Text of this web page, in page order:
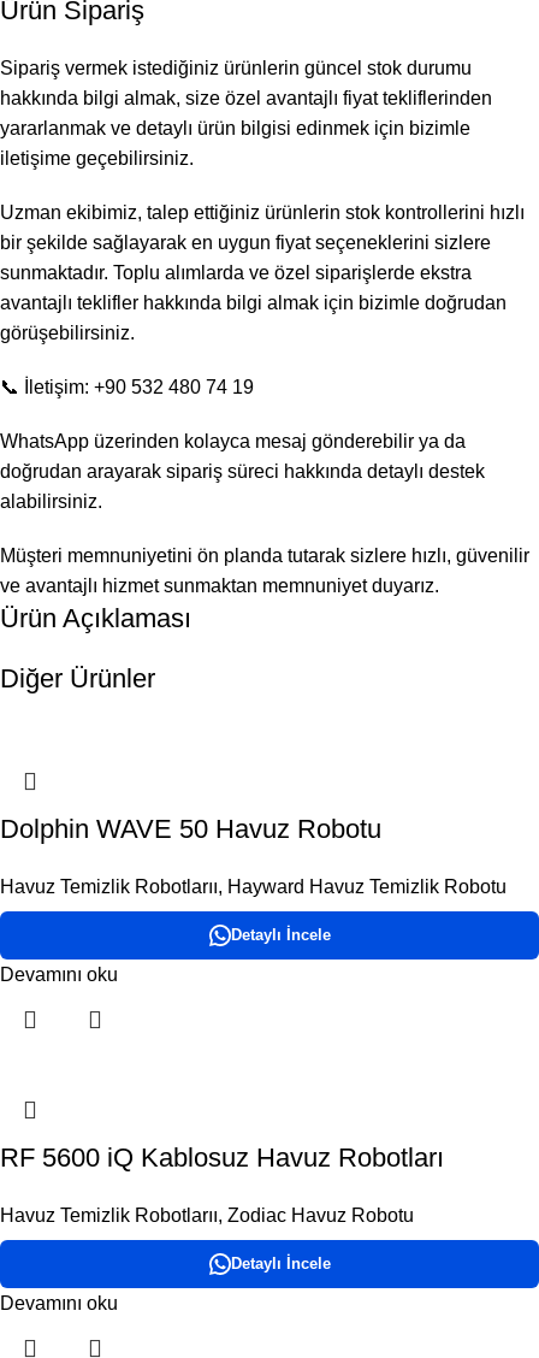
Ürün Sipariş
Sipariş vermek istediğiniz ürünlerin güncel stok durumu
hakkında bilgi almak, size özel avantajlı fiyat tekliflerinden
yararlanmak ve detaylı ürün bilgisi edinmek için bizimle
iletişime geçebilirsiniz.
Uzman ekibimiz, talep ettiğiniz ürünlerin stok kontrollerini hızlı
bir şekilde sağlayarak en uygun fiyat seçeneklerini sizlere
sunmaktadır. Toplu alımlarda ve özel siparişlerde ekstra
avantajlı teklifler hakkında bilgi almak için bizimle doğrudan
görüşebilirsiniz.
📞 İletişim: +90 532 480 74 19
WhatsApp üzerinden kolayca mesaj gönderebilir ya da
doğrudan arayarak sipariş süreci hakkında detaylı destek
alabilirsiniz.
Müşteri memnuniyetini ön planda tutarak sizlere hızlı, güvenilir
ve avantajlı hizmet sunmaktan memnuniyet duyarız.
Ürün Açıklaması
Diğer Ürünler
Dolphin WAVE 50 Havuz Robotu
Havuz Temizlik Robotlarıı, Hayward Havuz Temizlik Robotu
Detaylı İncele
Devamını oku
RF 5600 iQ Kablosuz Havuz Robotları
Havuz Temizlik Robotlarıı, Zodiac Havuz Robotu
Detaylı İncele
Devamını oku